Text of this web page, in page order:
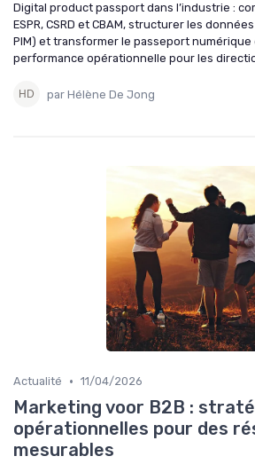
Digital product passport dans l’industrie :
ESPR, CSRD et CBAM, structurer les
PIM) et transformer le passeport numérique
performance opérationnelle pour les
par Hélène De Jong
Actualité • 11/04/2026
Marketing voor B2B :
opérationnelles pour des
mesurables